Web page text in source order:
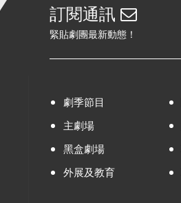
訂閱通訊
緊貼劇團最新動態！
劇季節目
主劇場
黑盒劇場
外展及教育